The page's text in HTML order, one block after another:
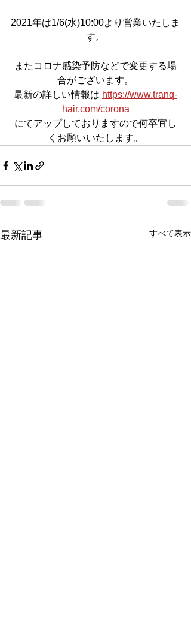
2021年は1/6(水)10:00より営業いたしま
す。
またコロナ感染予防などで変更する場
合がございます。
最新の詳しい情報は https://www.tranq-
hair.com/corona
にてアップしておりますので何卒宜し
くお願いいたします。
最新記事 すべて表示